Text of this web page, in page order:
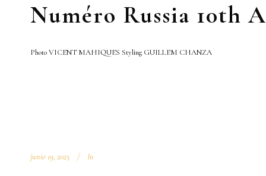
Numéro Russia 10th
Photo VICENT MAHIQUES Styling GUILLEM CHANZA
junio 19, 2023 In